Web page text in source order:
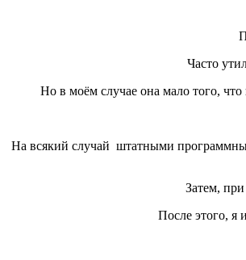
Часто
Но в моём случае она мало того,
На всякий случай штатными
Затем,
После этого, я